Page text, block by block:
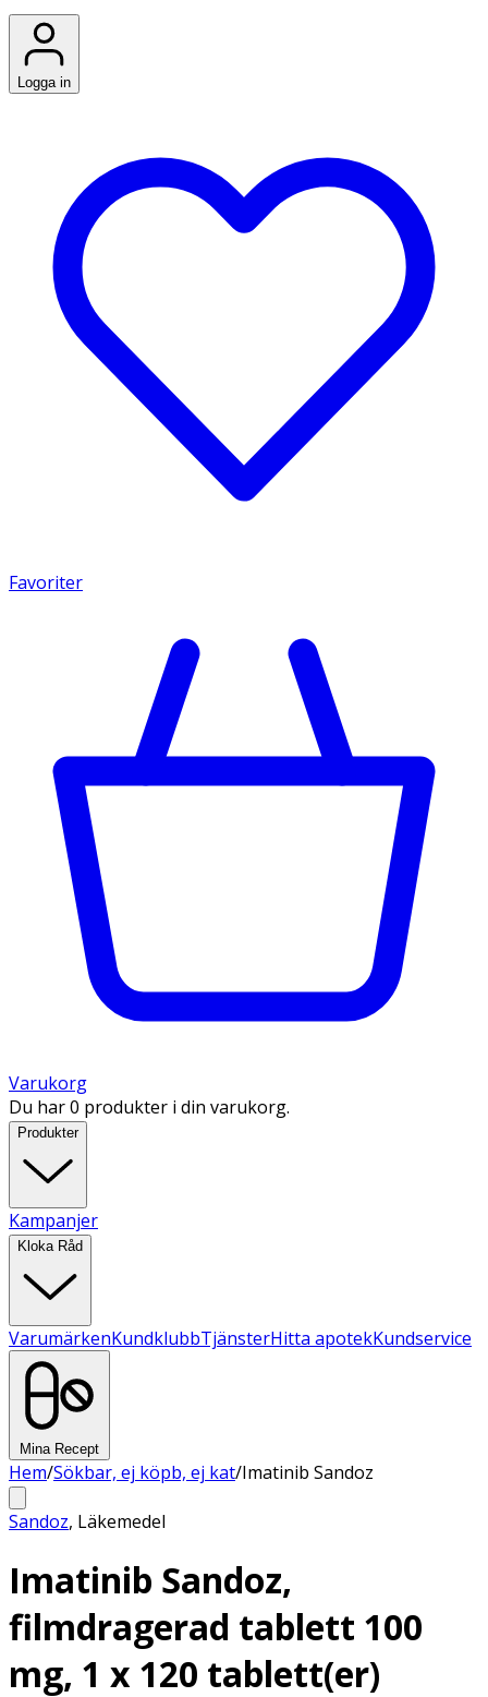
Logga in
Favoriter
Varukorg
Du har 0 produkter i din varukorg.
Produkter
Kampanjer
Kloka Råd
VarumärkenKundklubbTjänsterHitta apotekKundservice
Mina Recept
Hem/Sökbar, ej köpb, ej kat/Imatinib Sandoz
Sandoz, Läkemedel
Imatinib Sandoz,
filmdragerad tablett 100
mg, 1 x 120 tablett(er)